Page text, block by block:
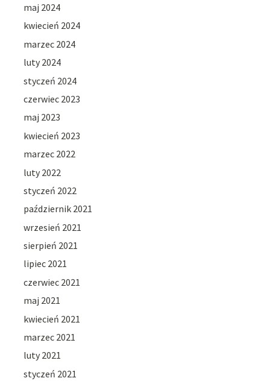
maj 2024
kwiecień 2024
marzec 2024
luty 2024
styczeń 2024
czerwiec 2023
maj 2023
kwiecień 2023
marzec 2022
luty 2022
styczeń 2022
październik 2021
wrzesień 2021
sierpień 2021
lipiec 2021
czerwiec 2021
maj 2021
kwiecień 2021
marzec 2021
luty 2021
styczeń 2021